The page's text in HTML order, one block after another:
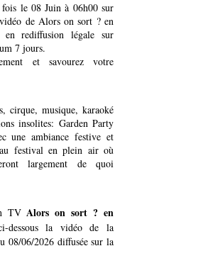
le 08 Juin à 06h00 sur
de Alors on sort ? en
en rediffusion légale sur
7 jours.
et savourez votre
cirque, musique, karaoké
insolites: Garden Party
une ambiance festive et
festival en plein air où
largement de quoi
TVAlors on sort ? en
dessous la vidéo de la
08/06/2026 diffusée sur la